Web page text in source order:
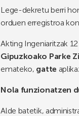
Lege-dekretu berri
orduen erregistroa
Akting Ingeniaritzak
Gipuzkoako Parke
emateko, gatte
Nola funzionatzen
Alde batetik,